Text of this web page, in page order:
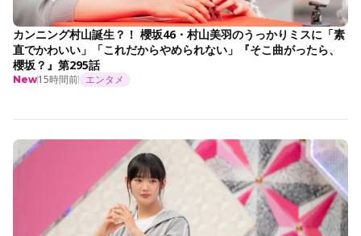
カンニング村山誕生？！ 櫻坂46・村山美羽のうっかりミスに「素
直でかわいい」「これだからやめられない」『そこ曲がったら、
櫻坂？』第295話
New15時間前 エンタメ